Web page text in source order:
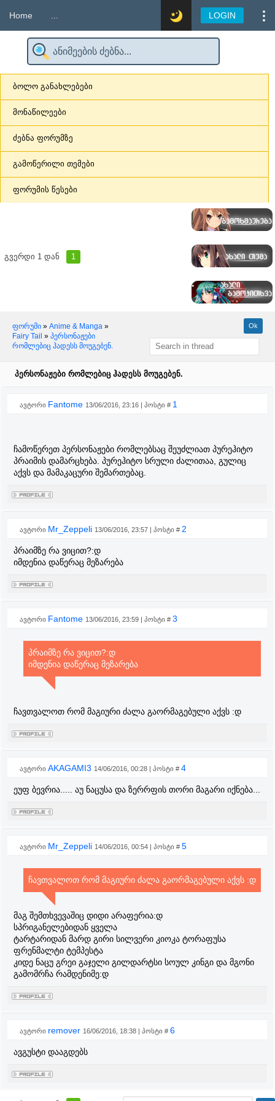
Home LOGIN
ბოლო განახლებები
მონაწილეები
ძებნა ფორუმზე
გამოწერილი თემები
ფორუმის წესები
გვერდი 1 დან 1
ფორუმი » Anime & Manga »
Fairy Tail » პერსონაჟები
რომლებიც ჰადესს მოუგებენ.
პერსონაჟები რომლებიც ჰადესს მოუგებენ.
ავტორი Fantome 13/06/2016, 23:16 | პოსტი # 1
ჩამოწერეთ პერსონაჟები რომლებსაც შეუძლიათ პურეჰიტო
პრაიმის დამარცხება. პურეჰიტო სრული ძალითაა, გულიც
აქვს და მამაკაცური შემართებაც.
ავტორი Mr_Zeppeli 13/06/2016, 23:57 | პოსტი # 2
პრაიმზე რა ვიცით?:დ
იმდენია დაწერაც მეზარება
ავტორი Fantome 13/06/2016, 23:59 | პოსტი # 3
პრაიმზე რა ვიცით?:დ
იმდენია დაწერაც მეზარება
ჩავთვალოთ რომ მაგიური ძალა გაორმაგებული აქვს :დ
ავტორი AKAGAMI3 14/06/2016, 00:28 | პოსტი # 4
ეუფ ბევრია..... აუ ნაცუსა და ზერრფის თორი მაგარი იქნება...
ავტორი Mr_Zeppeli 14/06/2016, 00:54 | პოსტი # 5
ჩავთვალოთ რომ მაგიური ძალა გაორმაგებული აქვს :დ
მაგ შემთხვევაშიც დიდი არაფერია:დ
სპრიგანელებიდან ყველა
ტარტარიდან მარდ გირი სილვერი კიოკა ტორაფუსა
ფრენმალტი ტემპესტა
კიდე ნაცუ გრეი გაჯელი გილდარტსი სოულ კინგი და მგონი
გამომრჩა რამდენიმე:დ
ავტორი remover 16/06/2016, 18:38 | პოსტი # 6
ავგუსტი დააგდებს